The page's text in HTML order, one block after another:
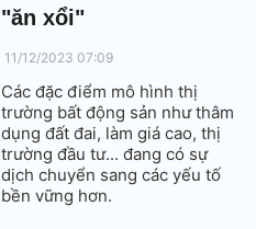
"ăn xổi"
11/12/2023 07:09
Các đặc điểm mô hình thị
trường bất động sản như thâm
dụng đất đai, làm giá cao, thị
trường đầu tư... đang có sự
dịch chuyển sang các yếu tố
bền vững hơn.